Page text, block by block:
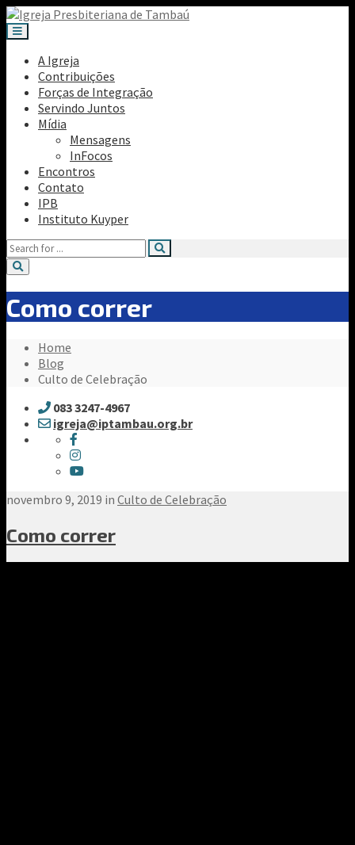
A Igreja
Contribuições
Forças de Integração
Servindo Juntos
Mídia
Mensagens
InFocos
Encontros
Contato
IPB
Instituto Kuyper
Como correr
Home
Blog
Culto de Celebração
083 3247-4967
igreja@iptambau.org.br
novembro 9, 2019 in Culto de Celebração
Como correr